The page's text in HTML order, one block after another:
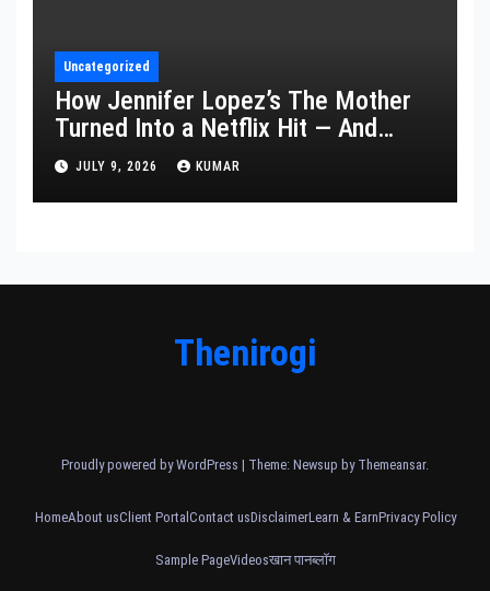
Uncategorized
How Jennifer Lopez’s The Mother
Turned Into a Netflix Hit — And
What It Says About Her Staying
Power
JULY 9, 2026 KUMAR
Thenirogi
Proudly powered by WordPress | Theme: Newsup by Themeansar.
HomeAbout usClient Portal Contact usDisclaimerLearn & EarnPrivacy Policy
Sample PageVideosखान पानब्लॉग